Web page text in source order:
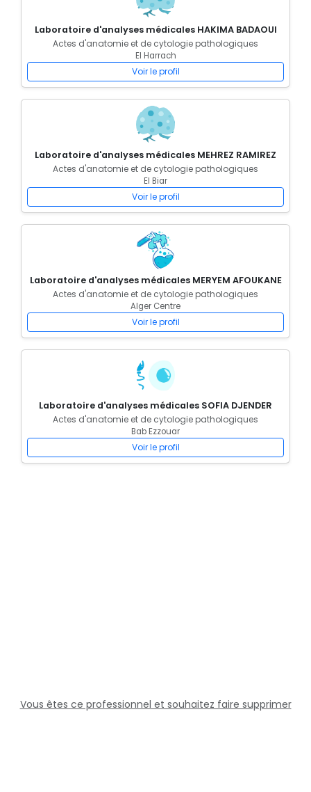
Laboratoire d'analyses médicales HAKIMA BADAOUI
Actes d'anatomie et de cytologie pathologiques
El Harrach
Voir le profil
Laboratoire d'analyses médicales MEHREZ RAMIREZ
Actes d'anatomie et de cytologie pathologiques
El Biar
Voir le profil
Laboratoire d'analyses médicales MERYEM AFOUKANE
Actes d'anatomie et de cytologie pathologiques
Alger Centre
Voir le profil
Laboratoire d'analyses médicales SOFIA DJENDER
Actes d'anatomie et de cytologie pathologiques
Bab Ezzouar
Voir le profil
Vous êtes ce professionnel et souhaitez faire supprimer